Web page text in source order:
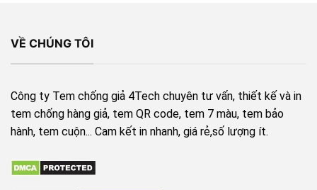
VỀ CHÚNG TÔI
Công ty Tem chống giả 4Tech chuyên tư vấn, thiết kế và in
tem chống hàng giả, tem QR code, tem 7 màu, tem bảo
hành, tem cuộn... Cam kết in nhanh, giá rẻ,số lượng ít.